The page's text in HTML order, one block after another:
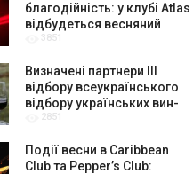
благодійність: у клубі Atlas
відбудеться весняний
«ГОМІН»
3851
Визначені партнери ІІІ
відбору всеукраїнського
відбору українських вин-
амбасадорів
2851
Події весни в Caribbean
Club та Pepper’s Club: